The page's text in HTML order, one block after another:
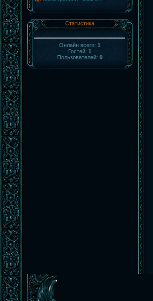
Статистика
Онлайн всего: 1
Гостей: 1
Пользователей: 0